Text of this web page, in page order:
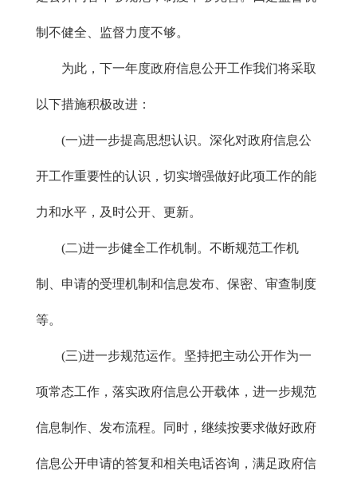
制不健全、监督力度不够。
为此，下一年度政府信息公开工作我们将采取
以下措施积极改进：
(一)进一步提高思想认识。深化对政府信息公
开工作重要性的认识，切实增强做好此项工作的能
力和水平，及时公开、更新。
(二)进一步健全工作机制。不断规范工作机
制、申请的受理机制和信息发布、保密、审查制度
等。
(三)进一步规范运作。坚持把主动公开作为一
项常态工作，落实政府信息公开载体，进一步规范
信息制作、发布流程。同时，继续按要求做好政府
信息公开申请的答复和相关电话咨询，满足政府信